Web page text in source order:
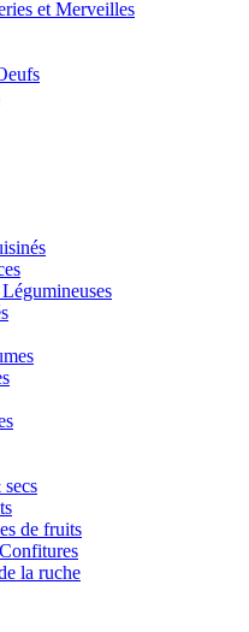
et Merveilles
de fruits
la ruche